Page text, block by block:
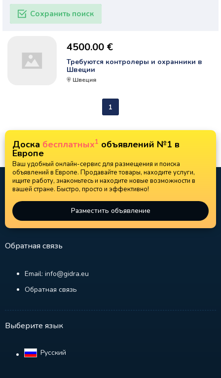
Сохранить поиск
4500.00 €
Требуются контролеры и охранники в
Швеции
Швеция
1
Доска бесплатных1 объявлений №1 в
Европе
Ваш удобный онлайн-сервис для размещения и поиска
объявлений в Европе. Продавайте товары, находите услуги,
ищите работу, знакомьтесь и находите новые возможности в
вашей стране. Быстро, просто и эффективно!
Разместить объявление
Обратная связь
Email: info@gidra.eu
Обратная связь
Выберите язык
Русский‎